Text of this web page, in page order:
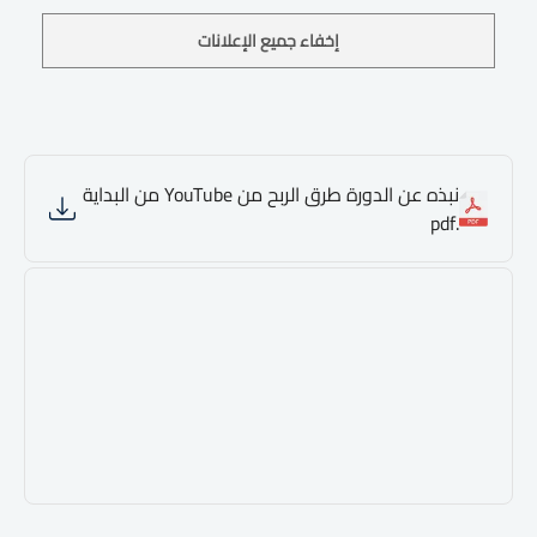
إخفاء جميع الإعلانات
نبذه عن الدورة طرق الربح من YouTube من البداية
.pdf